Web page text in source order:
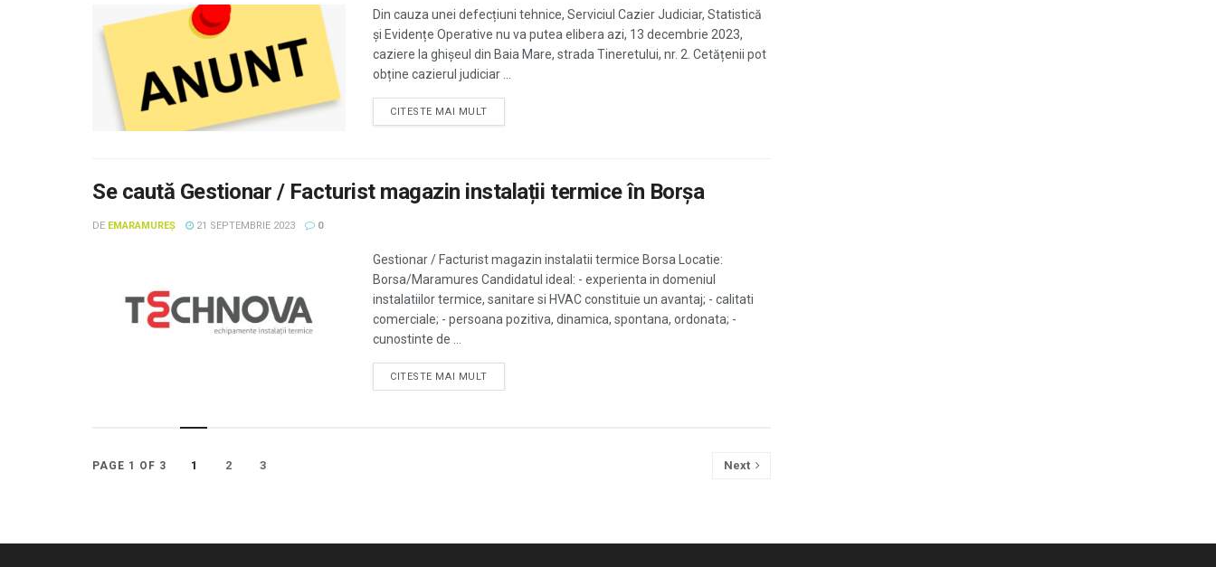
Din cauza unei defecțiuni tehnice, Serviciul Cazier Judiciar, Statistică
și Evidențe Operative nu va putea elibera azi, 13 decembrie 2023,
caziere la ghișeul din Baia Mare, strada Tineretului, nr. 2. Cetățenii pot
obține cazierul judiciar ...
CITESTE MAI MULT
Se caută Gestionar / Facturist magazin instalații termice în Borșa
DE EMARAMUREȘ 21 SEPTEMBRIE 2023 0
Gestionar / Facturist magazin instalatii termice Borsa Locatie:
Borsa/Maramures Candidatul ideal: - experienta in domeniul
instalatiilor termice, sanitare si HVAC constituie un avantaj; - calitati
comerciale; - persoana pozitiva, dinamica, spontana, ordonata; -
cunostinte de ...
CITESTE MAI MULT
PAGE 1 OF 3 1 2 3 Next